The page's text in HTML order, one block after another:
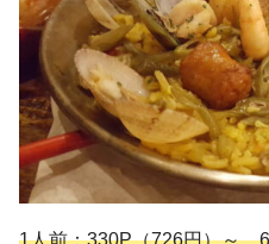
1人前：330P（726円）～、